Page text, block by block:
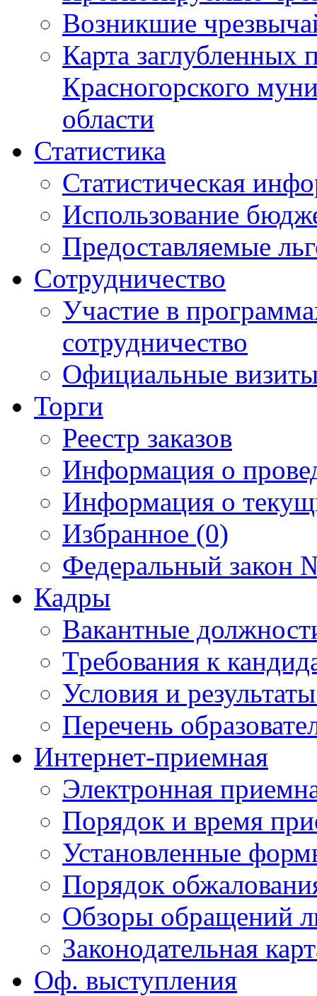
Возникшие
Карта
Красногорского
области
Статистика
Статистическая
Использование
Предоставляемые
Сотрудничество
Участие в
сотрудничество
Официальные
Торги
Реестр заказов
Информация о
Информация о
Избранное (0)
Федеральный закон
Кадры
Вакантные
Требования к
Условия и
Перечень
Интернет-приемная
Электронная
Порядок и время
Установленные
Порядок
Обзоры обращений
Законодательная
Оф. выступления